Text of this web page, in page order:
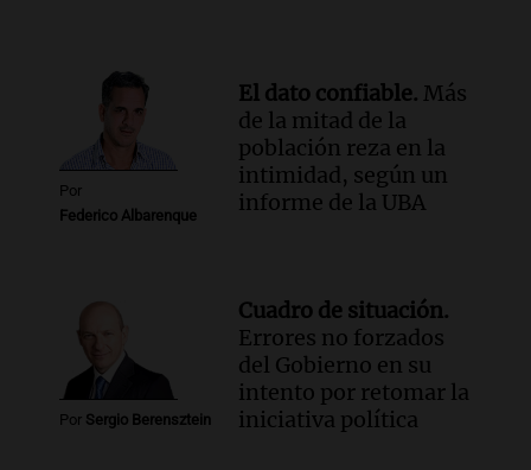
Por
Federico Albarenque
El dato confiable. Más
de la mitad de la
población reza en la
intimidad, según un
informe de la UBA
Por Sergio Berensztein
Cuadro de situación.
Errores no forzados
del Gobierno en su
intento por retomar la
iniciativa política